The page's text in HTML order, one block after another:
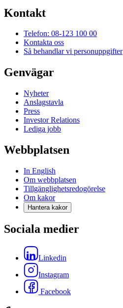
Kontakt
Telefon: 08-123 100 00
Kontakta oss
Så behandlar vi personuppgifter
Genvägar
Nyheter
Anslagstavla
Press
Investor Relations
Lediga jobb
Webbplatsen
In English
Om webbplatsen
Tillgänglighetsredogörelse
Om kakor
Hantera kakor
Sociala medier
Linkedin
Instagram
Facebook